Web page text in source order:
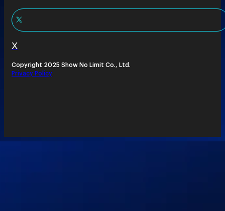
X
Copyright 2025 Show No Limit Co., Ltd.
Privacy Policy